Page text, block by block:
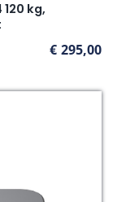
kg,
€ 295,00